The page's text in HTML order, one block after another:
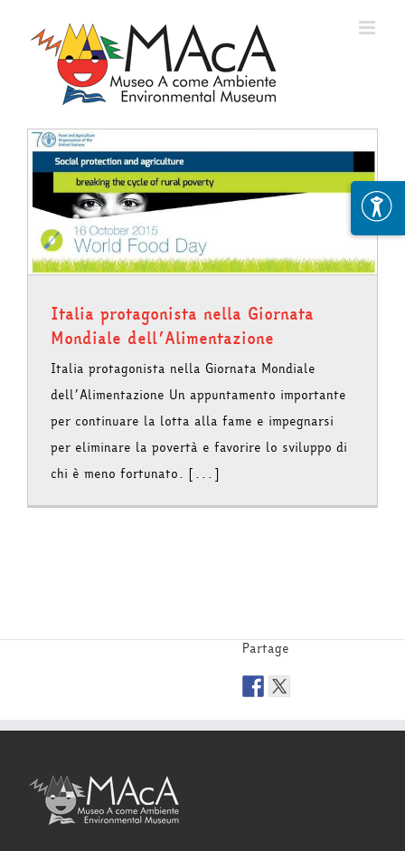
Italia protagonista nella Giornata
Mondiale dell’Alimentazione
Italia protagonista nella Giornata Mondiale
dell’Alimentazione Un appuntamento importante
per continuare la lotta alla fame e impegnarsi
per eliminare la povertà e favorire lo sviluppo di
chi è meno fortunato. [...]
Partage